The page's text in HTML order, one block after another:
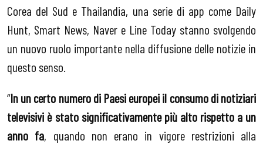
Corea del Sud e Thailandia, una serie di app come Daily
Hunt, Smart News, Naver e Line Today stanno svolgendo
un nuovo ruolo importante nella diffusione delle notizie in
questo senso.
“In un certo numero di Paesi europei il consumo di notiziari
televisivi è stato significativamente più alto rispetto a un
anno fa, quando non erano in vigore restrizioni alla